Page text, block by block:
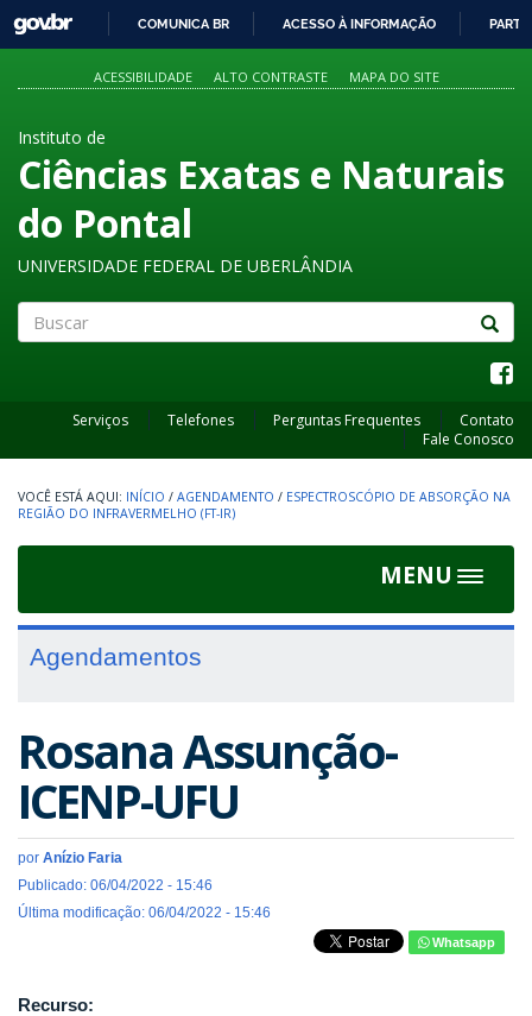
PARA
O
GOVBR
COMUNICA BR ACESSO À INFORMAÇÃO
ACESSIBILIDADE ALTO CONTRASTE MAPA DO SITE
Instituto de
Ciências Exatas e Naturais
do Pontal
UNIVERSIDADE FEDERAL DE UBERLÂNDIA
Serviços Telefones Perguntas Frequentes
Contato
Fale Conosco
INÍCIO / AGENDAMENTO / ESPECTROSCÓPIO DE ABSORÇÃO NA
REGIÃO DO INFRAVERMELHO (FT-IR)
MENU
Toggle
Agendamentos
Rosana Assunção-
ICENP-UFU
por Anízio Faria
Publicado: 06/04/2022 - 15:46
Última modificação: 06/04/2022 - 15:46
Whatsapp
Recurso: